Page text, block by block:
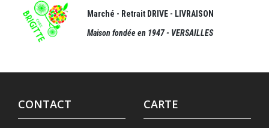
Marché - Retrait DRIVE - LIVRAISON
Maison fondée en 1947 - VERSAILLES
CONTACT CARTE